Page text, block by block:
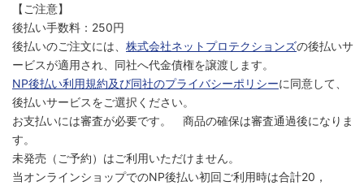
【ご注意】
後払い手数料：250円
後払いのご注文には、 株式会社ネットプロテクションズの後払いサ
ービスが適用され、同社へ代金債権を譲渡します。
NP後払い利用規約及び同社のプライバシーポリシーに同意して、
後払いサービスをご選択ください。
お支払いには審査が必要です。 商品の確保は審査通過後になりま
す。
未発売（ご予約）はご利用いただけません。
当オンラインショップでのNP後払い初回ご利用時は合計20，